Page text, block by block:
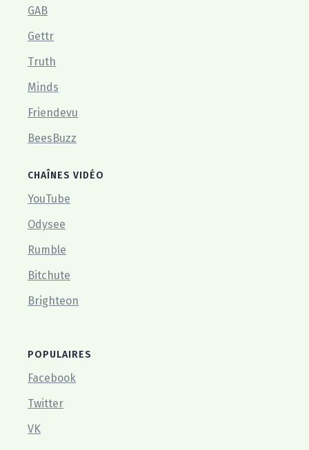
GAB
Gettr
Truth
Minds
Friendevu
BeesBuzz
CHAÎNES VIDÉO
YouTube
Odysee
Rumble
Bitchute
Brighteon
POPULAIRES
Facebook
Twitter
VK